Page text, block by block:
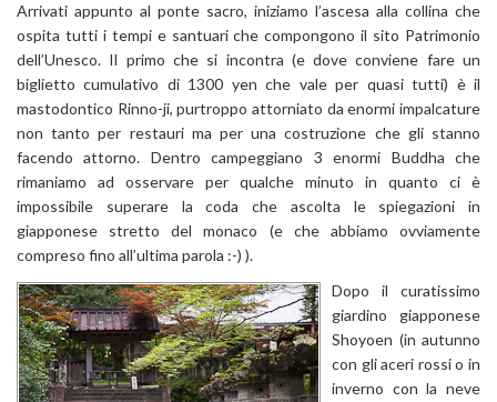
Arrivati appunto al ponte sacro, iniziamo l’ascesa alla collina che
ospita tutti i tempi e santuari che compongono il sito Patrimonio
dell’Unesco. Il primo che si incontra (e dove conviene fare un
biglietto cumulativo di 1300 yen che vale per quasi tutti) è il
mastodontico Rinno-ji, purtroppo attorniato da enormi impalcature
non tanto per restauri ma per una costruzione che gli stanno
facendo attorno. Dentro campeggiano 3 enormi Buddha che
rimaniamo ad osservare per qualche minuto in quanto ci è
impossibile superare la coda che ascolta le spiegazioni in
giapponese stretto del monaco (e che abbiamo ovviamente
compreso fino all’ultima parola :-) ).
Dopo il curatissimo
giardino giapponese
Shoyoen (in autunno
con gli aceri rossi o in
inverno con la neve